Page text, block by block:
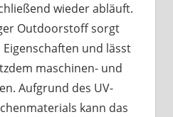
wieder abläuft.
Outdoorstoff sorgt
und lässt
maschinen- und
Aufgrund des UV-
kann das